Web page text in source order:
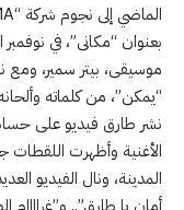
بعنوان “مكانى”، في
موسيقى، بيتر سمير، ومع
“يمكن”، من كلماته
نشر طارق فيديو على
الأغنية وأظهرت
المدينة، ونال الفيديو